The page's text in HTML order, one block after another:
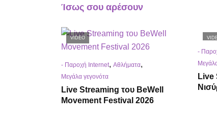
Ίσως σου αρέσουν
VIDEO
- Παροχή Internet, Αθλήματα,
Μεγάλα γεγονότα
Live Streaming του BeWell
Movement Festival 2026
-
Live